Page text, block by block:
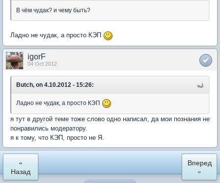
В чём чудак? и чему быть?
Ладно не чудак, а просто КЭП
igorF
04 Oct 2012
Butch, on 4.10.2012 - 15:26:
Ладно не чудак, а просто КЭП
я тут в другой теме тоже слово одно написал, да мои познания не
понравились модератору.
я к тому, что КЭП, просто не Я.
«
Назад
Вперед
»